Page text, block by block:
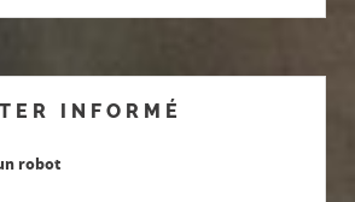
INFORMÉ
robot